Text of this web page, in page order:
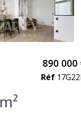
Local commercial 4 pièce(s) 65.88 m²
890 000
Réf